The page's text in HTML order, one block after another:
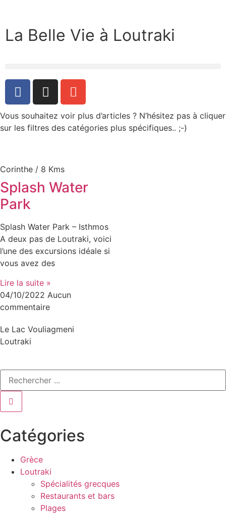
La Belle Vie à Loutraki
Vous souhaitez voir plus d’articles ? N’hésitez pas à cliquer
sur les filtres des catégories plus spécifiques.. ;-)
Corinthe / 8 Kms
Splash Water
Park
Splash Water Park – Isthmos
A deux pas de Loutraki, voici
l’une des excursions idéale si
vous avez des
Lire la suite »
04/10/2022 Aucun
commentaire
Le Lac Vouliagmeni
Loutraki
Catégories
Grèce
Loutraki
Spécialités grecques
Restaurants et bars
Plages